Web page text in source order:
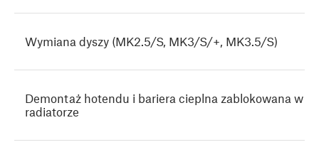
Wymiana dyszy (MK2.5/S, MK3/S/+, MK3.5/S)
Demontaż hotendu i bariera cieplna zablokowana w
radiatorze